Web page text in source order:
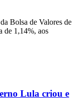
Bolsa de Valores de
de 1,14%, aos
Lula criou e